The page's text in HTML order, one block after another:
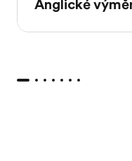
Anglické